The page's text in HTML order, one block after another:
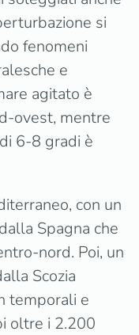
si
fenomeni
e
agitato è
ovest, mentre
6-8 gradi è
con un
Spagna che
nord. Poi, un
Scozia
temporali e
oltre i 2.200